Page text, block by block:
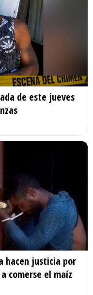
de este jueves
hacen justicia por
comerse el maíz